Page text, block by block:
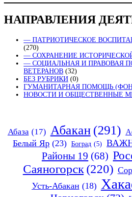
НАПРАВЛЕНИЯ
— ПАТРИОТИЧЕСКОЕ
(270)
— СОХРАНЕНИЕ
— СОЦИАЛЬНАЯ И ПРАВОВАЯ
ВЕТЕРАНОВ (32)
БЕЗ РУБРИКИ (0)
ГУМАНИТАРНАЯ ПОМОЩЬ
НОВОСТИ И ОБЩЕСТВЕННЫЕ
Абаза (17) Абакан (291)
Белый Яр (23) Боград (5)
Районы 19 (68)
Саяногорск (220)
Усть-Абакан (18)